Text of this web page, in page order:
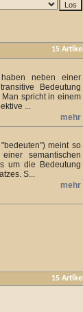
15 Artikel
neben einer
Bedeutung
spricht in einem
...
mehr
"bedeuten") meint so
semantischen
um die Bedeutung
S...
mehr
15 Artikel